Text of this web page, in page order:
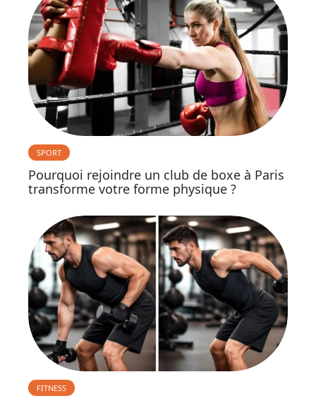
SPORT
Pourquoi rejoindre un club de boxe à Paris
transforme votre forme physique ?
FITNESS